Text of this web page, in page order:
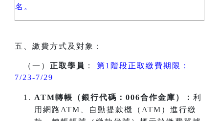
名。
五、繳費方式及對象：
（一） 正取學員 ： 第1階段正取繳費期限：
7/23-7/29
ATM轉帳（銀行代碼：006合作金庫）： 利
用網路ATM、自動提款機（ATM）進行繳